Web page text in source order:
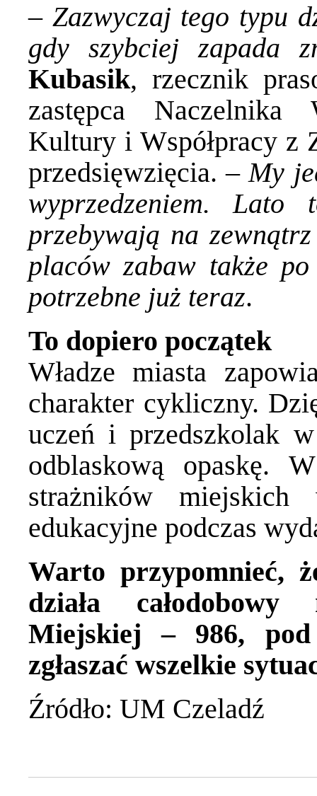
– Zazwyczaj tego typu
gdy szybciej zapada
Kubasik, rzecznik
zastępca Naczelnika
Kultury i Współpracy z
przedsięwzięcia. –My
wyprzedzeniem.
przebywają na
placów zabaw także
potrzebne już teraz.
To dopiero początek
Władze miasta
charakter cykliczny.
uczeń i przedszkolak
odblaskową opaskę.
strażników miejskich
edukacyjne podczas
Warto przypomnieć,
działa
Miejskiej – 986, pod
zgłaszać wszelkie
Źródło: UM Czeladź